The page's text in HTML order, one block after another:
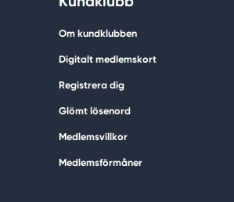
Om kundklubben
Digitalt medlemskort
Registrera dig
Glömt lösenord
Medlemsvillkor
Medlemsförmåner